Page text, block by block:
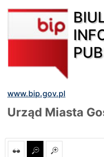
www.bip.gov.pl
Urząd Miasta